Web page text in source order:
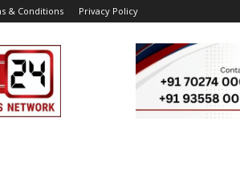
& Conditions Privacy Policy